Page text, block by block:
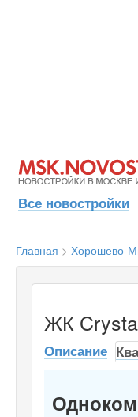
Все новостройки
Главная > Хорошево-
ЖК
Описание